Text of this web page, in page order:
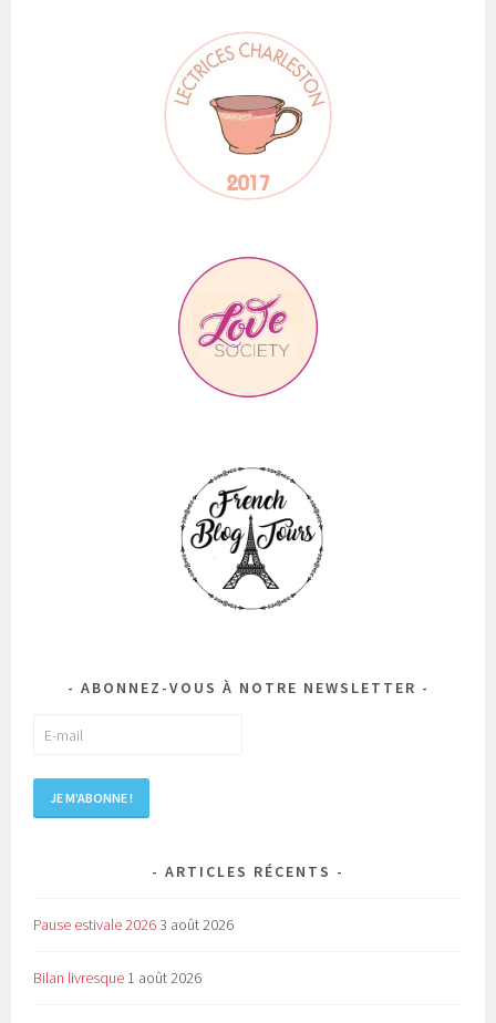
ABONNEZ-VOUS À NOTRE NEWSLETTER
ARTICLES RÉCENTS
Pause estivale 20263 août 2026
Bilan livresque 1 août 2026